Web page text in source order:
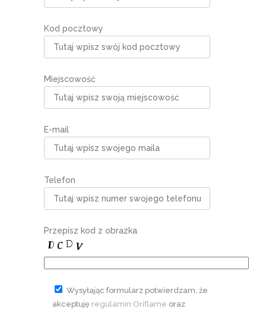
Kod pocztowy
Miejscowość
E-mail
Telefon
Przepisz kod z obrazka
Wysyłając formularz potwierdzam, że
akceptuję regulamin Oriflame oraz